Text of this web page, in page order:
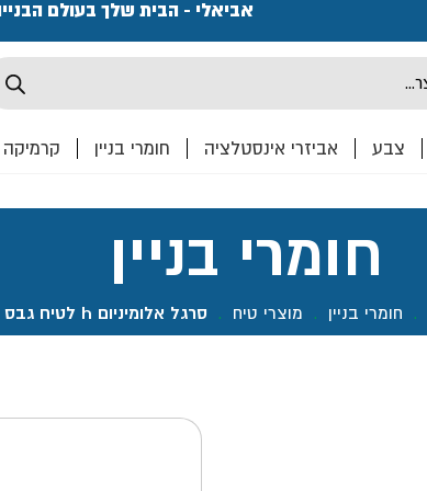
אביאלי - הבית שלך בעולם
צבע אביזרי אינסטלציה חומרי בניין קרמיקה
חומרי בניין
. חומרי בניין . מוצרי טיח . סרגל אלומיניום h לטיח גבס 2 מ'